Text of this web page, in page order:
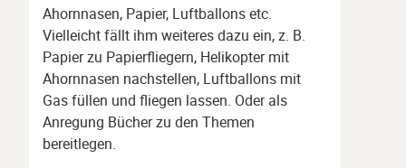
Ahornnasen, Papier, Luftballons etc.
Vielleicht fällt ihm weiteres dazu ein, z. B.
Papier zu Papierfliegern, Helikopter mit
Ahornnasen nachstellen, Luftballons mit
Gas füllen und fliegen lassen. Oder als
Anregung Bücher zu den Themen
bereitlegen.